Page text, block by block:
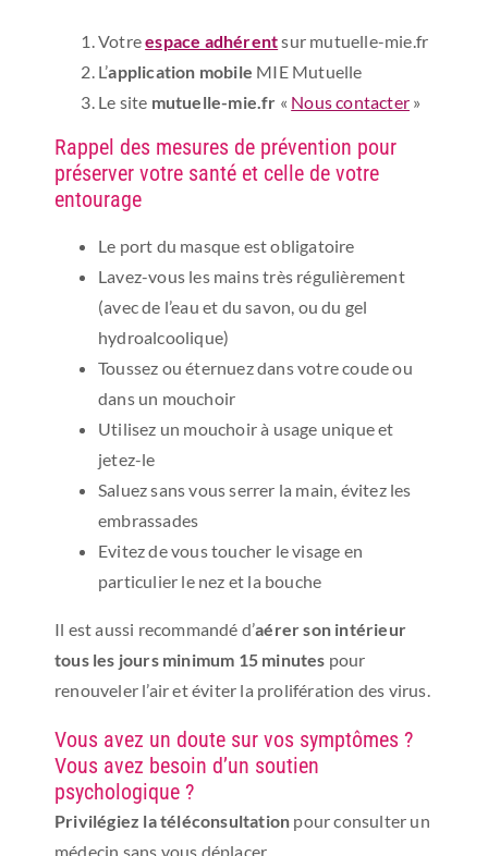
Votreespace adhérentsur mutuelle-mie.fr
L’application mobile MIE Mutuelle
Le site mutuelle-mie.fr « Nous contacter »
Rappel des mesures de prévention pour
préserver votre santé et celle de votre
entourage
Le port du masque est obligatoire
Lavez-vous les mains très régulièrement
(avec de l’eau et du savon, ou du gel
hydroalcoolique)
Toussez ou éternuez dans votre coude ou
dans un mouchoir
Utilisez un mouchoir à usage unique et
jetez-le
Saluez sans vous serrer la main, évitez les
embrassades
Evitez de vous toucher le visage en
particulier le nez et la bouche
Il est aussi recommandé d’aérer son intérieur
tous les jours minimum 15 minutes pour
renouveler l’air et éviter la prolifération des virus.
Vous avez un doute sur vos symptômes ?
Vous avez besoin d’un soutien
psychologique ?
Privilégiez la téléconsultation pour consulter un
médecin sans vous déplacer.